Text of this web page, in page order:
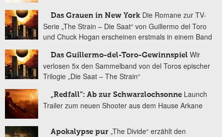
Das Grauen in New York Die Romane zur TV-
Serie „The Strain – Die Saat“ von Guillermo del Toro
und Chuck Hogan erscheinen erstmals in einem Band
Das Guillermo-del-Toro-Gewinnspiel Wir
verlosen 5x den Sammelband von del Toros epischer
Trilogie „Die Saat – The Strain“
„Redfall“: Ab zur Schwarzlochsonne Launch
Trailer zum neuen Shooter aus dem Hause Arkane
Apokalypse pur „The Divide“ erzählt den